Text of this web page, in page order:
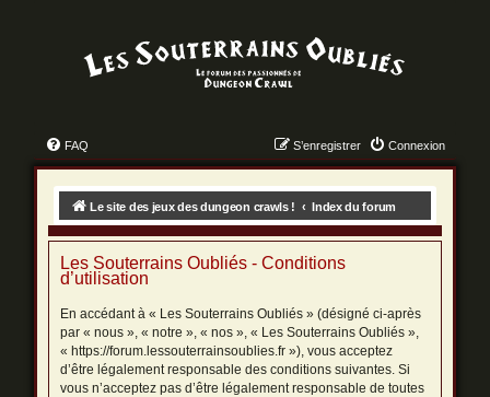
FAQ Connexion
S’enregistrer
Le site des jeux des dungeon crawls ! Index du forum
Les Souterrains Oubliés - Conditions
d’utilisation
En accédant à « Les Souterrains Oubliés » (désigné ci-après
par « nous », « notre », « nos », « Les Souterrains Oubliés »,
« https://forum.lessouterrainsoublies.fr »), vous acceptez
d’être légalement responsable des conditions suivantes. Si
vous n’acceptez pas d’être légalement responsable de toutes